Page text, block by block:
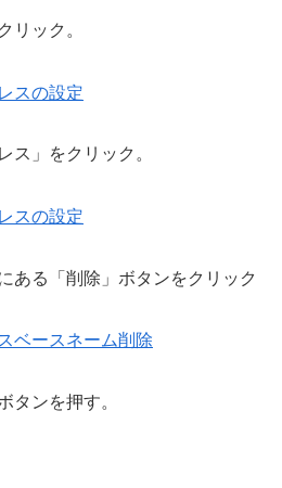
リック。
ス」をクリック。
ある「削除」ボタンをクリック
タンを押す。